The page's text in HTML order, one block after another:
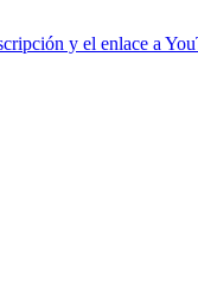
y el enlace a